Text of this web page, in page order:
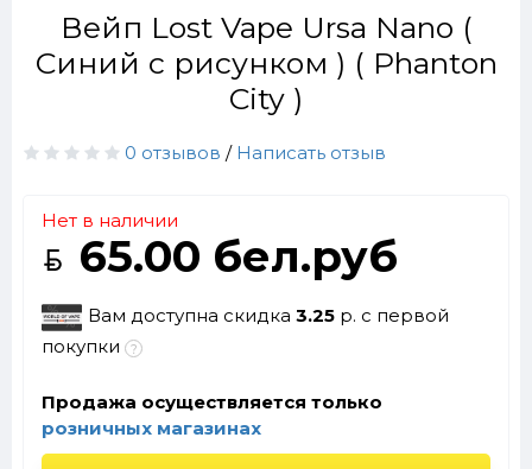
Вейп Lost Vape Ursa Nano (
Синий с рисунком ) ( Phanton
City )
0 отзывов / Написать отзыв
Нет в наличии
65.00 бел.руб
Вам доступна скидка 3.25 р. с первой
покупки
Продажа осуществляется только
розничных магазинах